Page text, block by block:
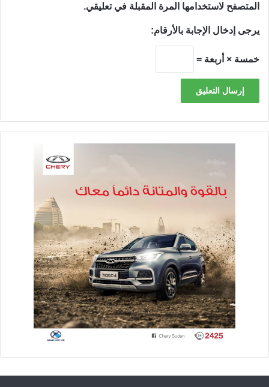
المتصفح لاستخدامها المرة المقبلة في تعليقي.
يرجى إدخال الإجابة بالأرقام:
خمسة × أربعة =